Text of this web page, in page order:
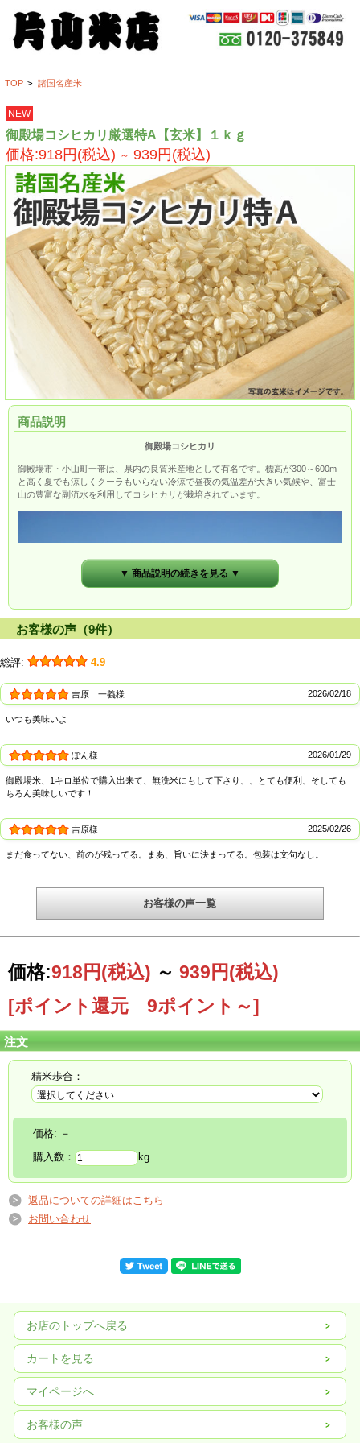
TOP > 諸国名産米
NEW
御殿場コシヒカリ厳選特A【玄米】１ｋｇ
価格:918円(税込) ～ 939円(税込)
商品説明
御殿場コシヒカリ
御殿場市・小山町一帯は、県内の良質米産地として有名です。標高が300～600m
と高く夏でも涼しくクーラもいらない冷涼で昼夜の気温差が大きい気候や、富士
山の豊富な副流水を利用してコシヒカリが栽培されています。
御殿場コシヒカリ特Aとは、食味値などで4段階に区分した区分けの中で通常の御
シヒカリという通常栽培の御殿場コシヒカリの中ではより食味のいいコシヒカリ
になります。選び抜いたお米、御殿場コシヒカリ厳選特Aをぜひご賞味下さい。
▼ 商品説明の続きを見る ▼
お客様の声（9件）
総評: 4.9
吉原 一義様 2026/02/18
いつも美味いよ
ぽん様 2026/01/29
御殿場米、1キロ単位で購入出来て、無洗米にもして下さり、、とても便利、そしても
ちろん美味しいです！
吉原様 2025/02/26
まだ食ってない、前のが残ってる。まあ、旨いに決まってる。包装は文句なし。
お客様の声一覧
価格:918円(税込) ～ 939円(税込)
[ポイント還元 9ポイント～]
注文
精米歩合：
価格: －
購入数：
kg
返品についての詳細はこちら
お問い合わせ
お店のトップへ戻る
カートを見る
マイページへ
お客様の声